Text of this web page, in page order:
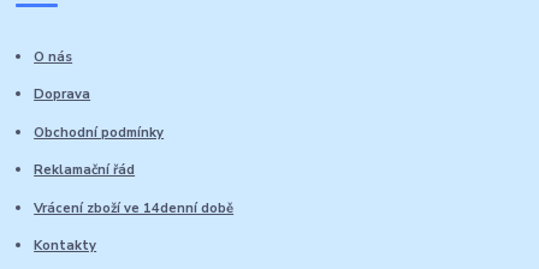
O nás
Doprava
Obchodní podmínky
Reklamační řád
Vrácení zboží ve 14denní době
Kontakty